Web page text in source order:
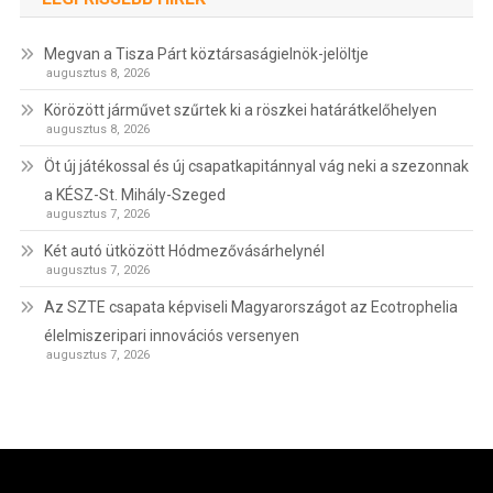
Megvan a Tisza Párt köztársaságielnök-jelöltje
augusztus 8, 2026
Körözött járművet szűrtek ki a röszkei határátkelőhelyen
augusztus 8, 2026
Öt új játékossal és új csapatkapitánnyal vág neki a szezonnak
a KÉSZ-St. Mihály-Szeged
augusztus 7, 2026
Két autó ütközött Hódmezővásárhelynél
augusztus 7, 2026
Az SZTE csapata képviseli Magyarországot az Ecotrophelia
élelmiszeripari innovációs versenyen
augusztus 7, 2026